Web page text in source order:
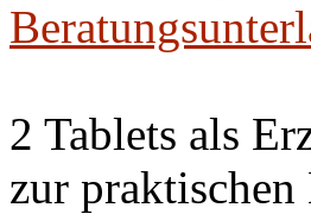
2 Tablets als
zur